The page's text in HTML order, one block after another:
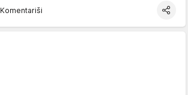
Komentariši